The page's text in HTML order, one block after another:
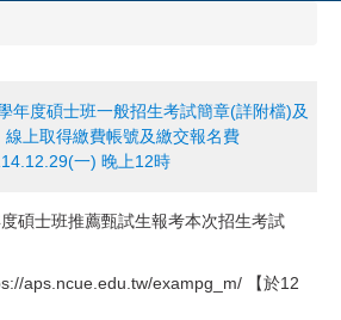
年度碩士班一般招生考試簡章(詳附檔)及
上取得繳費帳號及繳交報名費
一) 晚上12時
碩士班推薦甄試生報考本次招生考試
aps.ncue.edu.tw/exampg_m/ 【於12